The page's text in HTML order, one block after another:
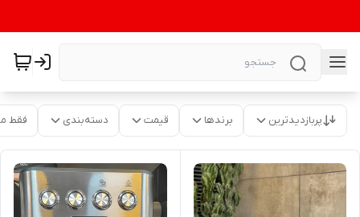
پربازدیدترین برندها قیمت دسته‌بندی فقط